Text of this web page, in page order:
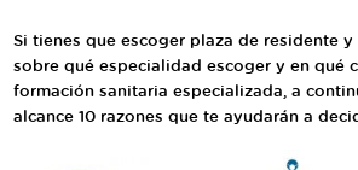
Buscador
Català
Si tienes que escoger plaza de residente
sobre qué especialidad escoger y en qué
formación sanitaria especializada, a
alcance 10 razones que te ayudarán a